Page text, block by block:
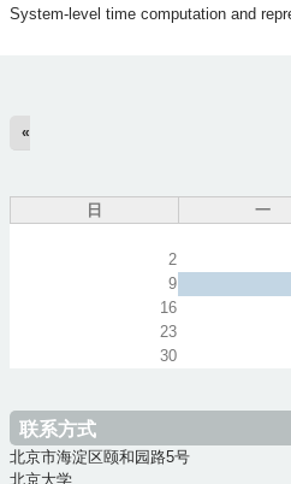
System-level time computation and
«
日 一
2
9
16
23
30
联系方式
北京市海淀区颐和园路5号
北京大学